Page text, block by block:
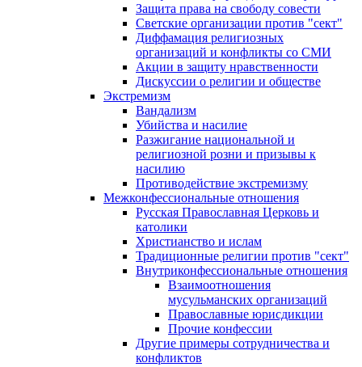
Защита права на свободу совести
Светские организации против "сект"
Диффамация религиозных
организаций и конфликты со СМИ
Акции в защиту нравственности
Дискуссии о религии и обществе
Экстремизм
Вандализм
Убийства и насилие
Разжигание национальной и
религиозной розни и призывы к
насилию
Противодействие экстремизму
Межконфессиональные отношения
Русская Православная Церковь и
католики
Христианство и ислам
Традиционные религии против "сект"
Внутриконфессиональные отношения
Взаимоотношения
мусульманских организаций
Православные юрисдикции
Прочие конфессии
Другие примеры сотрудничества и
конфликтов